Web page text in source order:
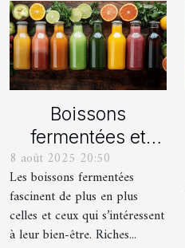
Boissons
fermentées et
bien-être :
Comment
améliorent-elles
notre santé?
8 août 2025 20:50
Les boissons fermentées
fascinent de plus en plus
celles et ceux qui s’intéressent
à leur bien-être. Riches...